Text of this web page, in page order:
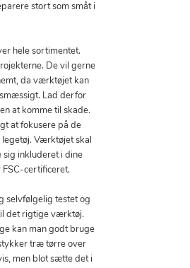
stort som småt i
hele sortimentet.
De vil gerne
da værktøjet kan
Lad derfor
at komme til skade.
at fokusere på de
Værktøjet skal
sig inkluderet i dine
certificeret.
selvfølgelig testet og
det rigtige værktøj.
kan man godt bruge
træ tørre over
men blot sætte det i